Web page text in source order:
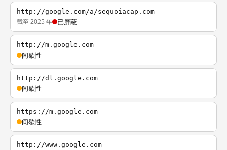
http://google.com/a/sequoiacap.com
截至 2025 年 已屏蔽
http://m.google.com
间歇性
http://dl.google.com
间歇性
https://m.google.com
间歇性
http://www.google.com